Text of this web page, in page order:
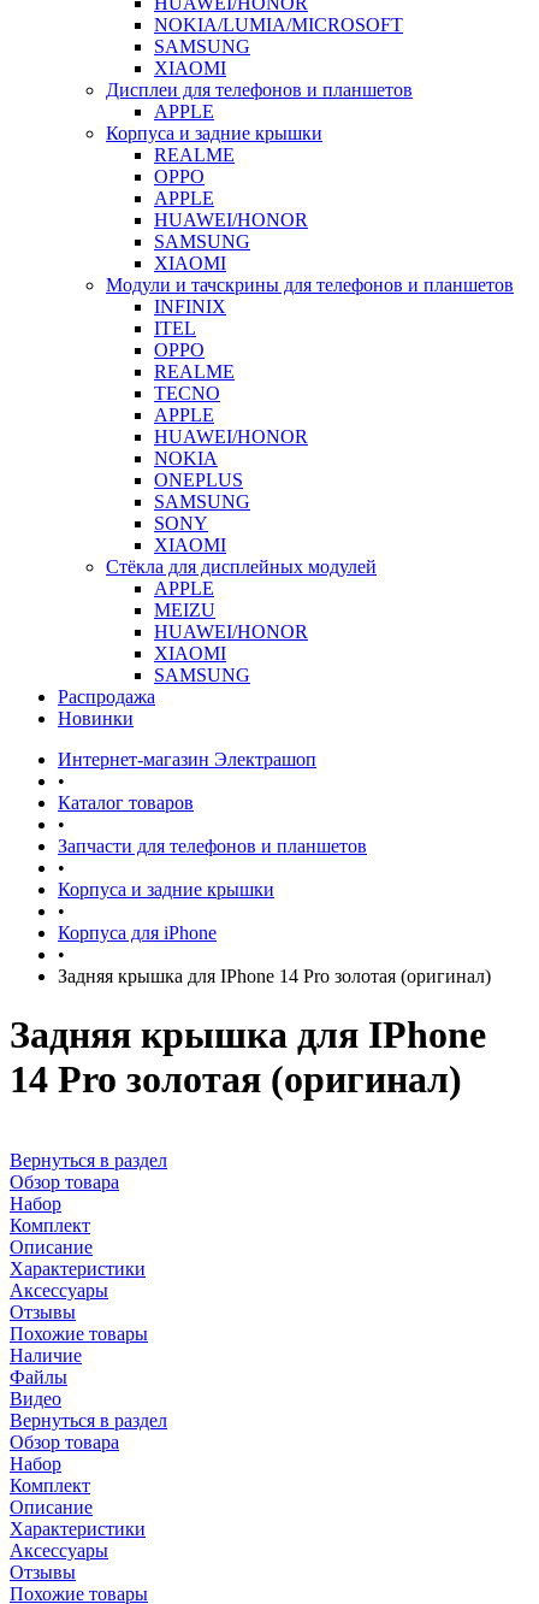
NOKIA/LUMIA/MICROSOFT
SAMSUNG
XIAOMI
Дисплеи для телефонов и планшетов
APPLE
Корпуса и задние крышки
REALME
OPPO
APPLE
HUAWEI/HONOR
SAMSUNG
XIAOMI
Модули и тачскрины для телефонов и планшетов
INFINIX
ITEL
OPPO
REALME
TECNO
APPLE
HUAWEI/HONOR
NOKIA
ONEPLUS
SAMSUNG
SONY
XIAOMI
Стёкла для дисплейных модулей
APPLE
MEIZU
HUAWEI/HONOR
XIAOMI
SAMSUNG
Распродажа
Новинки
Интернет-магазин Электрашоп
•
Каталог товаров
•
Запчасти для телефонов и планшетов
•
Корпуса и задние крышки
•
Корпуса для iPhone
•
Задняя крышка для IPhone 14 Pro золотая (оригинал)
Задняя крышка для IPhone
14 Pro золотая (оригинал)
Вернуться в раздел
Обзор товара
Набор
Комплект
Описание
Характеристики
Аксессуары
Отзывы
Похожие товары
Наличие
Файлы
Видео
Вернуться в раздел
Обзор товара
Набор
Комплект
Описание
Характеристики
Аксессуары
Отзывы
Похожие товары